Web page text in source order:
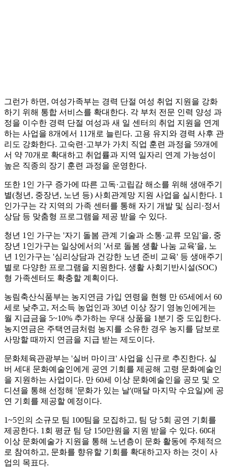
그런가 하면, 여성가족부는 경력 단절 여성 취업 지원을 강화
하기 위해 통합 서비스를 확대한다. 각 부처 전문 인력 양성 과
정을 이수한 경력 단절 여성과 새 일 센터의 취업 지원을 연계
하는 사업을 8개에서 11개로 늘린다. 고용 유지와 경력 사후 관
리도 강화한다. 고숙련·고부가 가치 직업 훈련 과정을 59개에
서 약 70개로 확대하고 취업률과 지역 일자리 연계 가능성이
높은 직종의 장기 훈련 과정을 운영한다.
또한 1인 가구 증가에 따른 고독·고립감 해소를 위해 생애주기
별(청년, 중장년, 노년 등) 사회관계망 지원 사업을 실시한다. 1
인가구는 각 지역의 가족 센터를 통해 자기 개발 및 심리·정서
상담 등 맞춤형 프로그램을 제공 받을 수 있다.
청년 1인 가구는 '자기 돌봄 관계 기술과 소통·교류 모임'을, 중
장년 1인가구는 일상에서의 '서로 돌봄 생활 나눔 교육'을, 노
년 1인가구는 '심리상담과 건강한 노년 준비 교육' 등 생애주기
별로 다양한 프로그램을 지원한다. 생활 사회기반시설(SOC)
형 가족센터도 확충할 계획이다.
농림축산식품부는 농지연금 가입 연령을 현행 만 65세에서 60
세로 낮추고, 저소득 농업인과 30년 이상 장기 영농인에게는
월 지급금을 5~10% 추가하는 우대 상품을 1분기 중 도입한다.
농지연금은 주택연금처럼 농지를 소유한 경우 농지를 담보로
사망할 때까지 연금을 지급 받는 제도이다.
문화체육관광부는 '실버 마이크' 사업을 신규로 추진한다. 실
버 세대 문화예술인에게 공연 기회를 제공해 고령 문화예술인
을 지원하는 사업이다. 만 60세 이상 문화예술인을 공모 및 오
디션을 통해 선정해 '문화가 있는 날'(매달 마지막 수요일)에 공
연 기회를 제공할 예정이다.
1~5인의 소규모 팀 100팀을 모집하고, 팀 당 5회 공연 기회를
제공한다. 1회 평균 팀 당 150만원을 지원 받을 수 있다. 60대
이상 문화예술가 지원을 통해 노년층이 문화 활동에 주체적으
로 참여하고, 문화를 향유할 기회를 확대하고자 하는 것이 사
업의 목표다.